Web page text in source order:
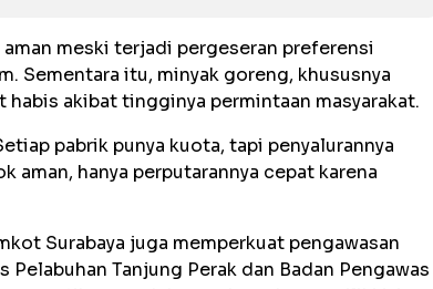
meski terjadi pergeseran preferensi
Sementara itu, minyak goreng, khususnya
akibat tingginya permintaan masyarakat.
pabrik punya kuota, tapi penyalurannya
aman, hanya perputarannya cepat karena
Surabaya juga memperkuat pengawasan
Tanjung Perak dan Badan Pengawas